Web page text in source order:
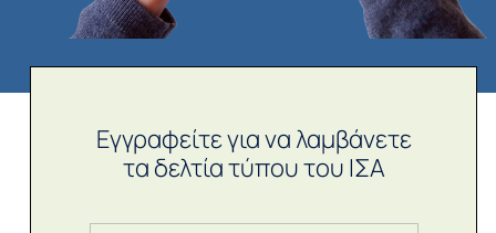
Εγγραφείτε για να λαμβάνετε
τα δελτία τύπου του ΙΣΑ